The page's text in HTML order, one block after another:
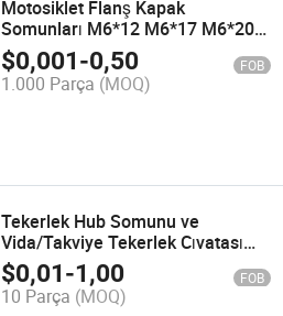
Motosiklet Flanş Kapak
Somunları M6*12 M6*17 M6*20
Krom
$0,001-0,50 FOB
1.000 Parça (MOQ)
Tekerlek Hub Somunu ve
Vida/Takviye Tekerlek Cıvatası
için S Ubaru
$0,01-1,00 FOB
10 Parça (MOQ)